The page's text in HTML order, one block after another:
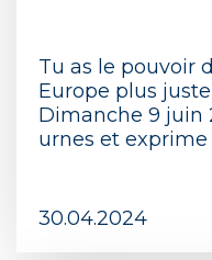
Tu as le pouvoir
Europe plus
Dimanche 9 juin
urnes et exprime
30.04.2024